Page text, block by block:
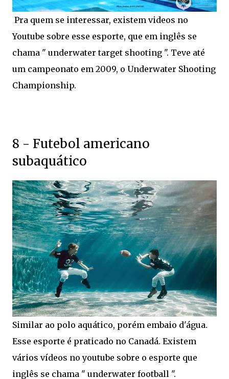
Pra quem se interessar, existem videos no
Youtube sobre esse esporte, que em inglês se
chama " underwater target shooting ". Teve até
um campeonato em 2009, o Underwater Shooting
Championship.
8 - Futebol americano
subaquático
Similar ao polo aquático, porém embaio d'água.
Esse esporte é praticado no Canadá. Existem
vários vídeos no youtube sobre o esporte que
inglês se chama " underwater football ".